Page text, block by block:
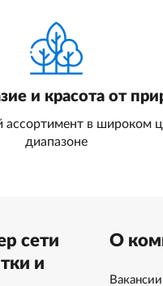
и красота от
в широком
диапазоне
сети
и
О
Вакансии